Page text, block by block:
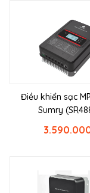
Điều khiển sạc
Sumry